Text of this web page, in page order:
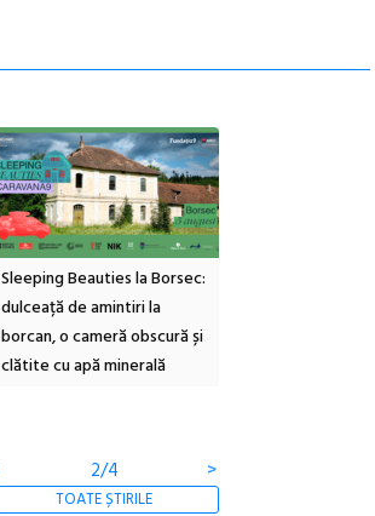
Sleeping Beauties la Borsec:
dulceață de amintiri la
borcan, o cameră obscură și
clătite cu apă minerală
2/4 >
TOATE ȘTIRILE